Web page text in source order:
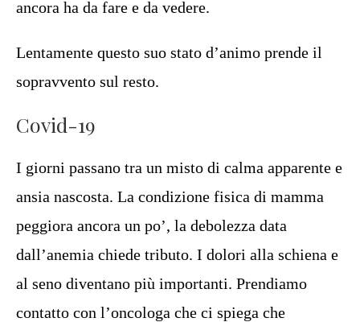
ancora ha da fare e da vedere.
Lentamente questo suo stato d’animo prende il
sopravvento sul resto.
Covid-19
I giorni passano tra un misto di calma apparente e
ansia nascosta. La condizione fisica di mamma
peggiora ancora un po’, la debolezza data
dall’anemia chiede tributo. I dolori alla schiena e
al seno diventano più importanti. Prendiamo
contatto con l’oncologa che ci spiega che